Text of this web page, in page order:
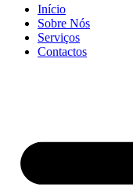
Início
Sobre Nós
Serviços
Contactos